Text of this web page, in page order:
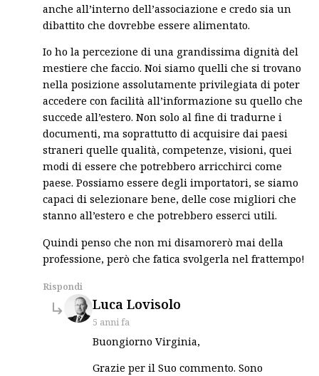
anche all’interno dell’associazione e credo sia un
dibattito che dovrebbe essere alimentato.
Io ho la percezione di una grandissima dignità del
mestiere che faccio. Noi siamo quelli che si trovano
nella posizione assolutamente privilegiata di poter
accedere con facilità all’informazione su quello che
succede all’estero. Non solo al fine di tradurne i
documenti, ma soprattutto di acquisire dai paesi
straneri quelle qualità, competenze, visioni, quei
modi di essere che potrebbero arricchirci come
paese. Possiamo essere degli importatori, se siamo
capaci di selezionare bene, delle cose migliori che
stanno all’estero e che potrebbero esserci utili.
Quindi penso che non mi disamorerò mai della
professione, però che fatica svolgerla nel frattempo!
Rispondi
Luca Lovisolo
5 anni fa
Buongiorno Virginia,
Grazie per il Suo commento. Sono